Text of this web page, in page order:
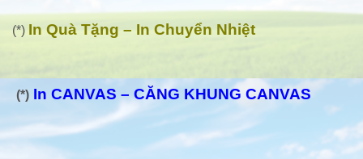
(*) In Quà Tặng – In Chuyển Nhiệt
(*) In CANVAS – CĂNG KHUNG CANVAS